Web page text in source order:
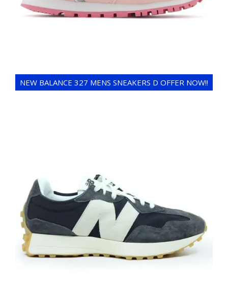
NEW BALANCE 327 MENS SNEAKERS D OFFER NOW!!